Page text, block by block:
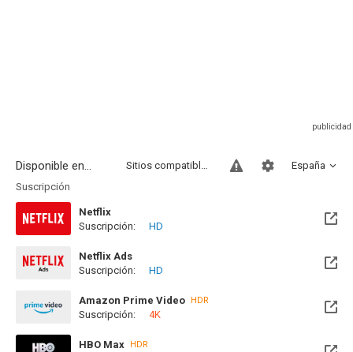
Disponible en... España
Sitios compatibles
Suscripción
Netflix
Disponible hasta el Vie, 04 Sep 2026 (Quedan 28 días)
Suscripción: HD
Netflix Ads
Disponible hasta el Vie, 04 Sep 2026 (Quedan 28 días)
Suscripción: HD
Amazon Prime Video HDR
Suscripción: 4K
HBO Max
HDR